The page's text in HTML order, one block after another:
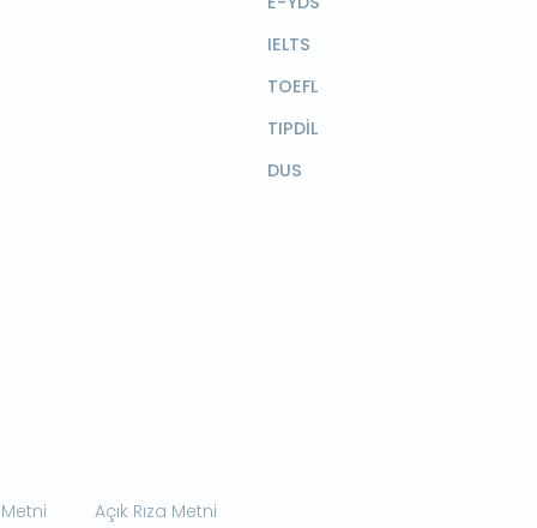
IELTS
TOEFL
TIPDİL
DUS
Açık Rıza Metni